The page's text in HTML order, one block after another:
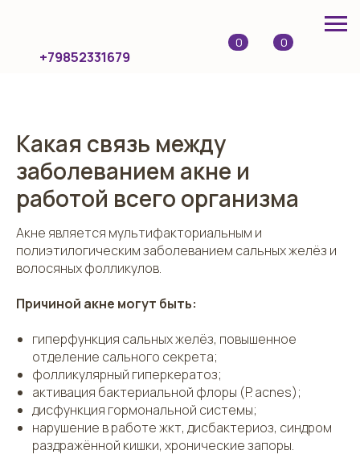
Какая связь между
заболеванием акне и
работой всего организма
Акне является мультифакториальным и
полиэтилогическим заболеванием сальных желёз и
волосяных фолликулов.
Причиной акне могут быть:
гиперфункция сальных желёз, повышенное
отделение сального секрета;
фолликулярный гиперкератоз;
активация бактериальной флоры (P. acnes);
дисфункция гормональной системы;
нарушение в работе жкт, дисбактериоз, синдром
раздражённой кишки, хронические запоры.